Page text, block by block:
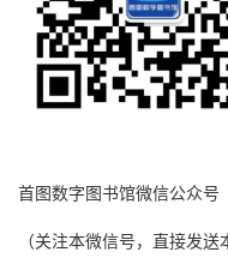
首图数字图书馆微信公众号
（关注本微信号，直接发